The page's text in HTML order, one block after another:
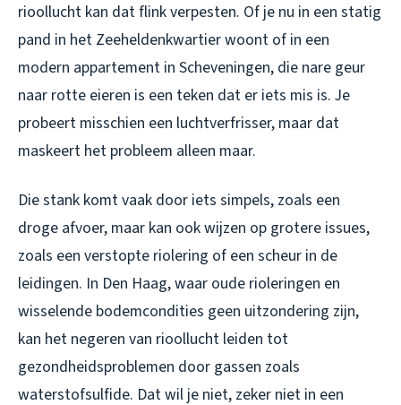
rioollucht kan dat flink verpesten. Of je nu in een statig
pand in het Zeeheldenkwartier woont of in een
modern appartement in Scheveningen, die nare geur
naar rotte eieren is een teken dat er iets mis is. Je
probeert misschien een luchtverfrisser, maar dat
maskeert het probleem alleen maar.
Die stank komt vaak door iets simpels, zoals een
droge afvoer, maar kan ook wijzen op grotere issues,
zoals een verstopte riolering of een scheur in de
leidingen. In Den Haag, waar oude rioleringen en
wisselende bodemcondities geen uitzondering zijn,
kan het negeren van rioollucht leiden tot
gezondheidsproblemen door gassen zoals
waterstofsulfide. Dat wil je niet, zeker niet in een